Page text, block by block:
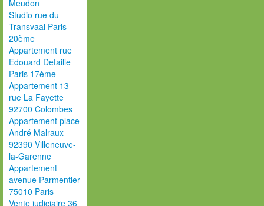
Meudon
Studio rue du
Transvaal Paris
20ème
Appartement rue
Edouard Detaille
Paris 17ème
Appartement 13
rue La Fayette
92700 Colombes
Appartement place
André Malraux
92390 Villeneuve-
la-Garenne
Appartement
avenue Parmentier
75010 Paris
Vente judiciaire 36